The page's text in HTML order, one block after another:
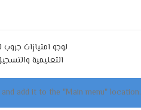
and add it to the "Main menu" location.